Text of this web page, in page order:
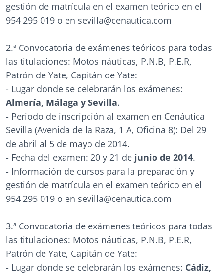
gestión de matrícula en el examen teórico en el
954 295 019 o en sevilla@cenautica.com
2.ª Convocatoria de exámenes teóricos para todas
las titulaciones: Motos náuticas, P.N.B, P.E.R,
Patrón de Yate, Capitán de Yate:
- Lugar donde se celebrarán los exámenes:
Almería, Málaga y Sevilla.
- Periodo de inscripción al examen en Cenáutica
Sevilla (Avenida de la Raza, 1 A, Oficina 8): Del 29
de abril al 5 de mayo de 2014.
- Fecha del examen: 20 y 21 de junio de 2014.
- Información de cursos para la preparación y
gestión de matrícula en el examen teórico en el
954 295 019 o en sevilla@cenautica.com
3.ª Convocatoria de exámenes teóricos para todas
las titulaciones: Motos náuticas, P.N.B, P.E.R,
Patrón de Yate, Capitán de Yate:
- Lugar donde se celebrarán los exámenes: Cádiz,